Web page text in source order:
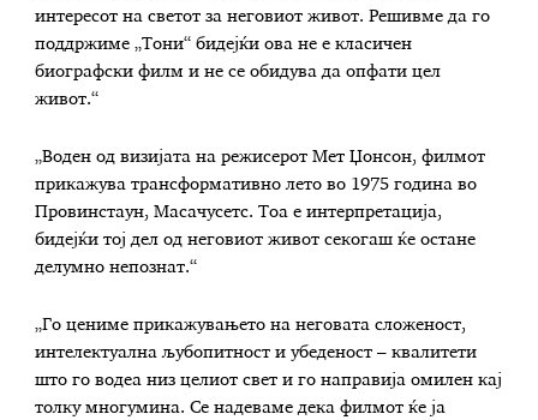
интересот на светот за неговиот живот. Решивме да го
поддржиме „Тони“ бидејќи ова не е класичен
биографски филм и не се обидува да опфати цел
живот.“
„Воден од визијата на режисерот Мет Џонсон, филмот
прикажува трансформативно лето во 1975 година во
Провинстаун, Масачусетс. Тоа е интерпретација,
бидејќи тој дел од неговиот живот секогаш ќе остане
делумно непознат.“
„Го цениме прикажувањето на неговата сложеност,
интелектуална љубопитност и убеденост – квалитети
што го водеа низ целиот свет и го направија омилен кај
толку многумина. Се надеваме дека филмот ќе ја